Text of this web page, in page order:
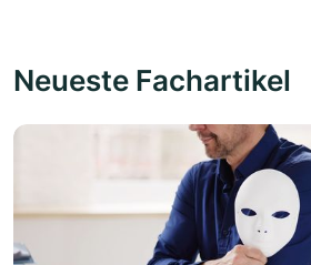
Neueste Fachartikel